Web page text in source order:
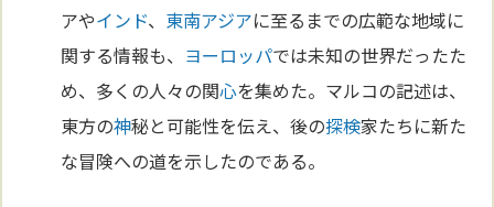
アやインド、 東南アジアに至るまでの広範な地域に
関する情報も、 ヨーロッパでは未知の世界だったた
め、多くの人々の関心を集めた。マルコの記述は、
東方の神秘と可能性を伝え、後の探検家たちに新た
な冒険への道を示したのである。